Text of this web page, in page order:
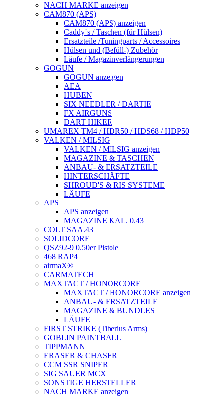
NACH MARKE anzeigen
CAM870 (APS)
CAM870 (APS) anzeigen
Caddy´s / Taschen (für Hülsen)
Ersatzteile /Tuningparts / Accessoires
Hülsen und (Befüll-) Zubehör
Läufe / Magazinverlängerungen
GOGUN
GOGUN anzeigen
AEA
HUBEN
SIX NEEDLER / DARTIE
FX AIRGUNS
DART HIKER
UMAREX TM4 / HDR50 / HDS68 / HDP50
VALKEN / MILSIG
VALKEN / MILSIG anzeigen
MAGAZINE & TASCHEN
ANBAU- & ERSATZTEILE
HINTERSCHÄFTE
SHROUD'S & RIS SYSTEME
LÄUFE
APS
APS anzeigen
MAGAZINE KAL. 0.43
COLT SAA.43
SOLIDCORE
QSZ92-9 0.50er Pistole
468 RAP4
airmaX®
CARMATECH
MAXTACT / HONORCORE
MAXTACT / HONORCORE anzeigen
ANBAU- & ERSATZTEILE
MAGAZINE & BUNDLES
LÄUFE
FIRST STRIKE (Tiberius Arms)
GOBLIN PAINTBALL
TIPPMANN
ERASER & CHASER
CCM SSR SNIPER
SIG SAUER MCX
SONSTIGE HERSTELLER
NACH MARKE anzeigen